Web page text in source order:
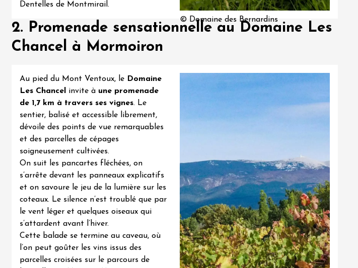
Dentelles de Montmirail.
© Domaine des Bernardins
2. Promenade sensationnelle au Domaine Les
Chancel à Mormoiron
Au pied du Mont Ventoux, le Domaine
Les Chancel
invite à une promenade
de 1,7 km à travers ses vignes. Le
sentier, balisé et accessible librement,
dévoile des points de vue remarquables
et des parcelles de cépages
soigneusement cultivées.
On suit les pancartes fléchées, on
s’arrête devant les panneaux explicatifs
et on savoure le jeu de la lumière sur les
coteaux. Le silence n’est troublé que par
le vent léger et quelques oiseaux qui
s’attardent avant l’hiver.
Cette balade se termine au caveau, où
l’on peut goûter les vins issus des
parcelles croisées sur le parcours de